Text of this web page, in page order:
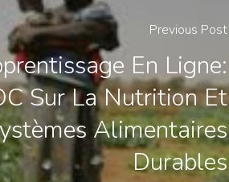
Previous Post
En Ligne:
Sur La Nutrition Et
Alimentaires
Durables